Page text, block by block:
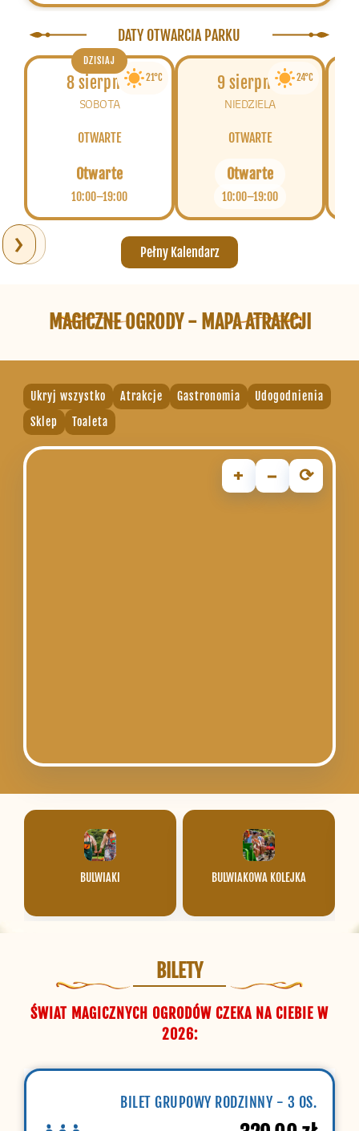
DATY OTWARCIA PARKU
21°C
DZISIAJ
8 sierpnia
SOBOTA
OTWARTE
Otwarte
10:00–19:00
24°C
9 sierpnia
NIEDZIELA
OTWARTE
Otwarte
10:00–19:00
‹
› Pełny Kalendarz
MAGICZNE OGRODY - MAPA ATRAKCJI
Ukryj wszystko Atrakcje Gastronomia
Udogodnienia
Sklep
Toaleta
+ − ⟳
BULWIAKI BULWIAKOWA KOLEJKA
BILETY
ŚWIAT MAGICZNYCH OGRODÓW CZEKA NA CIEBIE W
2026:
BILET GRUPOWY RODZINNY - 3 OS.